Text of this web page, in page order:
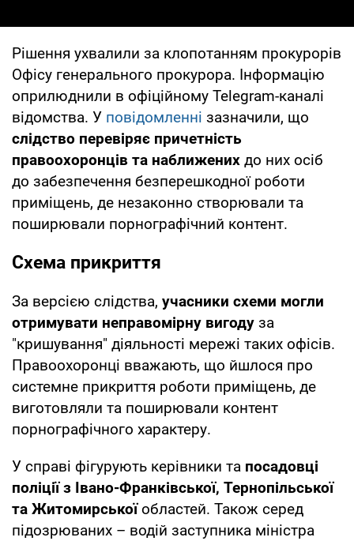
Рішення ухвалили за клопотанням прокурорів
Офісу генерального прокурора. Інформацію
оприлюднили в офіційному Telegram-каналі
відомства. У повідомленні зазначили, що
слідство перевіряє причетність
правоохоронців та наближених до них осіб
до забезпечення безперешкодної роботи
приміщень, де незаконно створювали та
поширювали порнографічний контент.
Схема прикриття
За версією слідства, учасники схеми могли
отримувати неправомірну вигоду за
"кришування" діяльності мережі таких офісів.
Правоохоронці вважають, що йшлося про
системне прикриття роботи приміщень, де
виготовляли та поширювали контент
порнографічного характеру.
У справі фігурують керівники та посадовці
поліції з Івано-Франківської, Тернопільської
та Житомирськоїобластей. Також серед
підозрюваних – водій заступника міністра